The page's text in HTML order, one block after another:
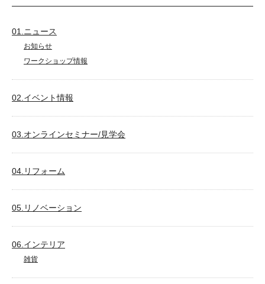
01.ニュース
お知らせ
ワークショップ情報
02.イベント情報
03.オンラインセミナー/見学会
04.リフォーム
05.リノベーション
06.インテリア
雑貨